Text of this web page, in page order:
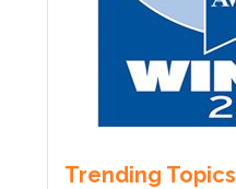
Trending Topics